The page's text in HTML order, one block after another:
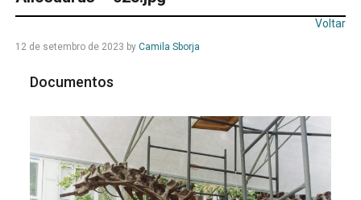
Voltar
12 de setembro de 2023 by Camila Sborja
Documentos